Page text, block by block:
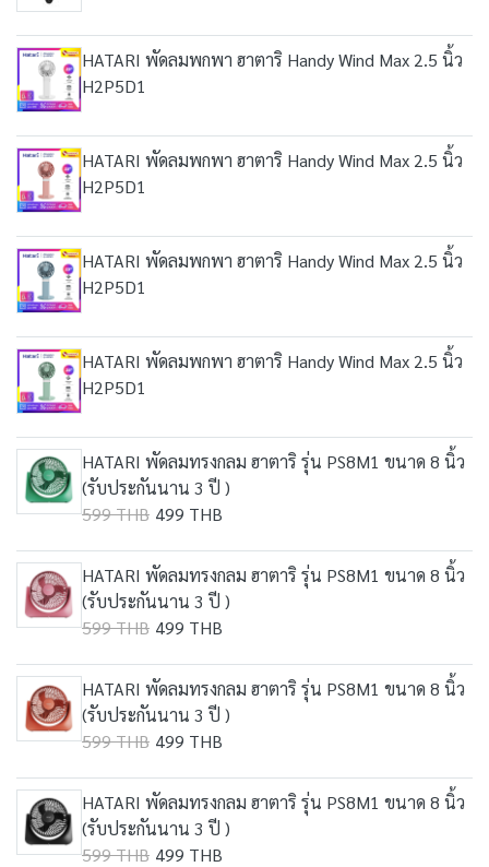
HATARI พัดลมพกพา ฮาตาริ Handy Wind Max 2.5 นิ้ว
H2P5D1
HATARI พัดลมพกพา ฮาตาริ Handy Wind Max 2.5 นิ้ว
H2P5D1
HATARI พัดลมพกพา ฮาตาริ Handy Wind Max 2.5 นิ้ว
H2P5D1
HATARI พัดลมพกพา ฮาตาริ Handy Wind Max 2.5 นิ้ว
H2P5D1
HATARI พัดลมทรงกลม ฮาตาริ รุ่น PS8M1 ขนาด 8 นิ้ว
(รับประกันนาน 3 ปี )
599 THB 499 THB
HATARI พัดลมทรงกลม ฮาตาริ รุ่น PS8M1 ขนาด 8 นิ้ว
(รับประกันนาน 3 ปี )
599 THB 499 THB
HATARI พัดลมทรงกลม ฮาตาริ รุ่น PS8M1 ขนาด 8 นิ้ว
(รับประกันนาน 3 ปี )
599 THB 499 THB
HATARI พัดลมทรงกลม ฮาตาริ รุ่น PS8M1 ขนาด 8 นิ้ว
(รับประกันนาน 3 ปี )
599 THB 499 THB